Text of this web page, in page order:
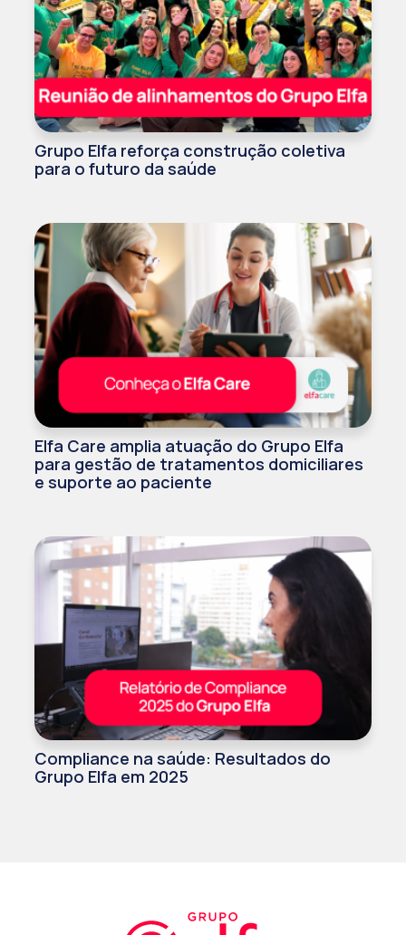
Grupo Elfa reforça construção coletiva
para o futuro da saúde
Elfa Care amplia atuação do Grupo Elfa
para gestão de tratamentos domiciliares
e suporte ao paciente
Compliance na saúde: Resultados do
Grupo Elfa em 2025